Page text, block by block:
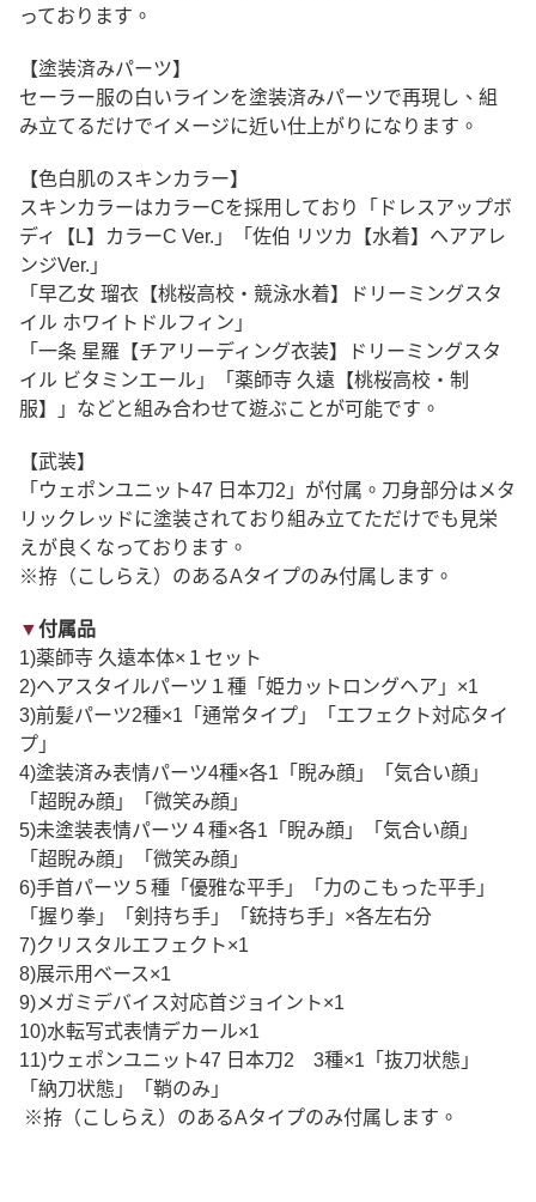
っております。
【塗装済みパーツ】
セーラー服の白いラインを塗装済みパーツで再現し、組
み立てるだけでイメージに近い仕上がりになります。
【色白肌のスキンカラー】
スキンカラーはカラーCを採用しており「ドレスアップボ
ディ【L】カラーC Ver.」「佐伯 リツカ【水着】ヘアアレ
ンジVer.」
「早乙女 瑠衣【桃桜高校・競泳水着】ドリーミングスタ
イル ホワイトドルフィン」
「一条 星羅【チアリーディング衣装】ドリーミングスタ
イル ビタミンエール」「薬師寺 久遠【桃桜高校・制
服】」などと組み合わせて遊ぶことが可能です。
【武装】
「ウェポンユニット47 日本刀2」が付属。刀身部分はメタ
リックレッドに塗装されており組み立てただけでも見栄
えが良くなっております。
※拵（こしらえ）のあるAタイプのみ付属します。
▼付属品
1)薬師寺 久遠本体×１セット
2)ヘアスタイルパーツ１種「姫カットロングヘア」×1
3)前髪パーツ2種×1「通常タイプ」「エフェクト対応タイ
プ」
4)塗装済み表情パーツ4種×各1「睨み顔」「気合い顔」
「超睨み顔」「微笑み顔」
5)未塗装表情パーツ４種×各1「睨み顔」「気合い顔」
「超睨み顔」「微笑み顔」
6)手首パーツ５種「優雅な平手」「力のこもった平手」
「握り拳」「剣持ち手」「銃持ち手」×各左右分
7)クリスタルエフェクト×1
8)展示用ベース×1
9)メガミデバイス対応首ジョイント×1
10)水転写式表情デカール×1
11)ウェポンユニット47 日本刀2 3種×1「抜刀状態」
「納刀状態」「鞘のみ」
※拵（こしらえ）のあるAタイプのみ付属します。